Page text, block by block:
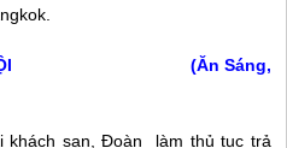
– HÀ NỘI (Ăn Sáng,
khách sạn, Đoàn làm thủ tục trả